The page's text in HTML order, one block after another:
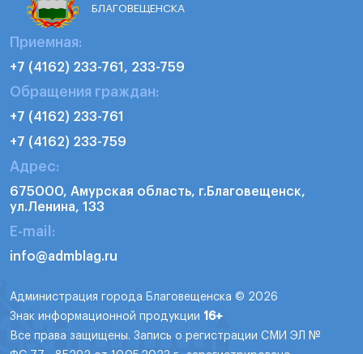
БЛАГОВЕЩЕНСКА
Приемная:
+7 (4162) 233-761, 233-759
Обращения граждан:
+7 (4162) 233-761
+7 (4162) 233-759
Адрес:
675000, Амурская область, г.Благовещенск,
ул.Ленина, 133
E-mail:
info@admblag.ru
Администрация города Благовещенска © 2026
Знак информационной продукции 16+
Все права защищены. Запись о регистрации СМИ ЭЛ №